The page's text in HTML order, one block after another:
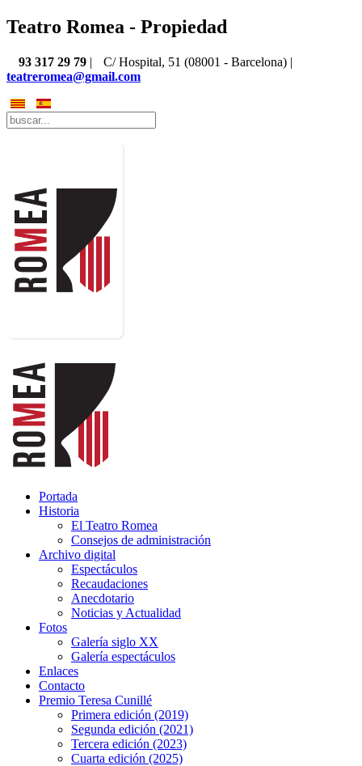
Teatro Romea - Propiedad
93 317 29 79 |
C/ Hospital, 51 (08001 - Barcelona) |
teatreromea@gmail.com
Portada
Historia
El Teatro Romea
Consejos de administración
Archivo digital
Espectáculos
Recaudaciones
Anecdotario
Noticias y Actualidad
Fotos
Galería siglo XX
Galería espectáculos
Enlaces
Contacto
Premio Teresa Cunillé
Primera edición (2019)
Segunda edición (2021)
Tercera edición (2023)
Cuarta edición (2025)